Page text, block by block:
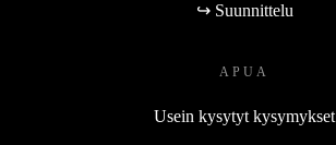
↪ Suunnittelu
APUA
Usein kysytyt kysymykset